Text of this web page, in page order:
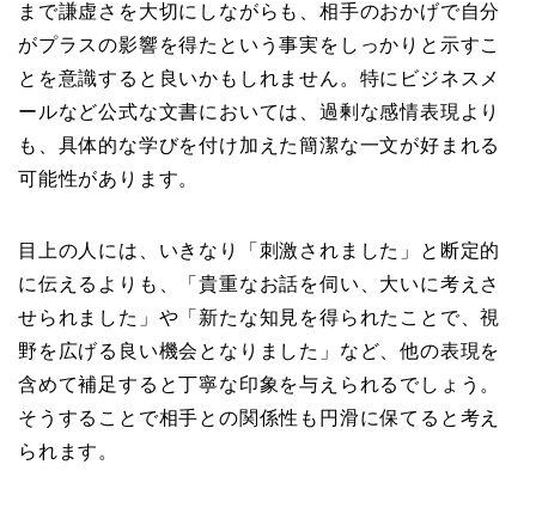
まで謙虚さを大切にしながらも、相手のおかげで自分
がプラスの影響を得たという事実をしっかりと示すこ
とを意識すると良いかもしれません。特にビジネスメ
ールなど公式な文書においては、過剰な感情表現より
も、具体的な学びを付け加えた簡潔な一文が好まれる
可能性があります。
目上の人には、いきなり「刺激されました」と断定的
に伝えるよりも、「貴重なお話を伺い、大いに考えさ
せられました」や「新たな知見を得られたことで、視
野を広げる良い機会となりました」など、他の表現を
含めて補足すると丁寧な印象を与えられるでしょう。
そうすることで相手との関係性も円滑に保てると考え
られます。